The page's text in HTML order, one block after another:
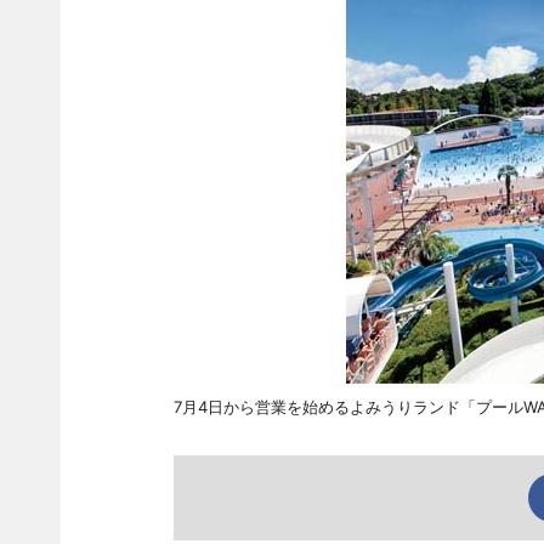
7月4日から営業を始めるよみうりランド「プール